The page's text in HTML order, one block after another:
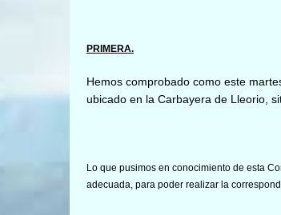
PRIMERA.
Hemos comprobado como este
ubicado en la Carbayera de Lleorio,
Lo que pusimos en conocimiento de esta
adecuada, para poder realizar la